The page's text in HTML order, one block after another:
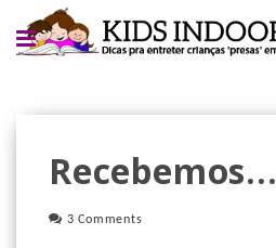
Recebemos...
3 Comments